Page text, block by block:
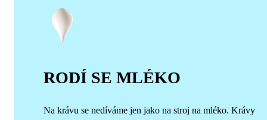
RODÍ SE MLÉKO
Na krávu se nedíváme jen jako na stroj na mléko. Krávy